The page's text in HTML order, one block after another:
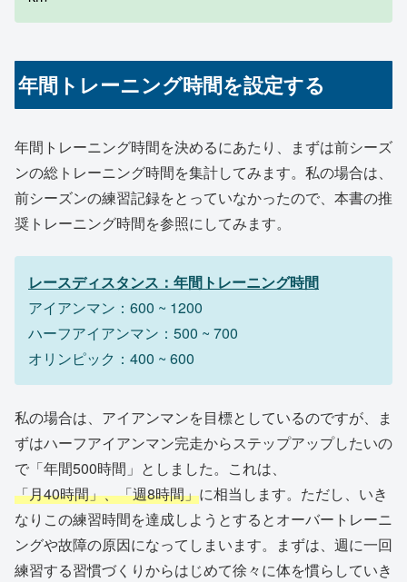
年間トレーニング時間を設定する
年間トレーニング時間を決めるにあたり、まずは前シーズ
ンの総トレーニング時間を集計してみます。私の場合は、
前シーズンの練習記録をとっていなかったので、本書の推
奨トレーニング時間を参照にしてみます。
レースディスタンス：年間トレーニング時間
アイアンマン：600 ~ 1200
ハーフアイアンマン：500 ~ 700
オリンピック：400 ~ 600
私の場合は、アイアンマンを目標としているのですが、ま
ずはハーフアイアンマン完走からステップアップしたいの
で「年間500時間」としました。これは、
「月40時間」、「週8時間」に相当します。ただし、いき
なりこの練習時間を達成しようとするとオーバートレーニ
ングや故障の原因になってしまいます。まずは、週に一回
練習する習慣づくりからはじめて徐々に体を慣らしていき